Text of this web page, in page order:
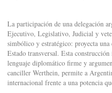
La participación de una delegación
Ejecutivo, Legislativo, Judicial y
simbólico y estratégico: proyecta
Estado transversal. Esta
lenguaje diplomático firme y
canciller Werthein, permite a
internacional frente a una potencia